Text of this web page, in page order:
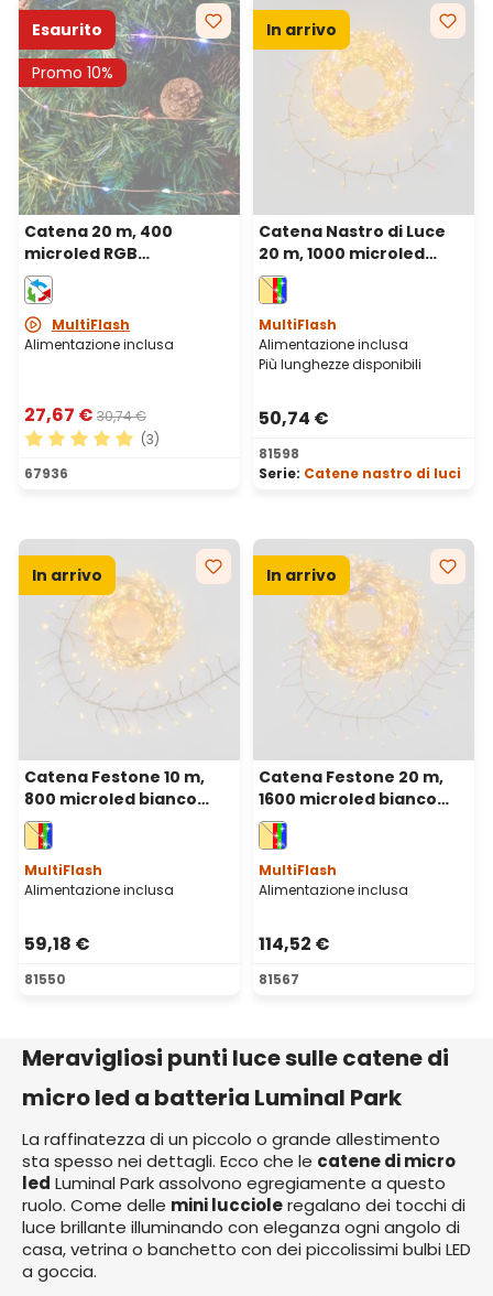
Esaurito
Promo 10%
Catena 20 m, 400
microled RGB
cambiacolore, cavo
metal rame
MultiFlash
Alimentazione inclusa
27,67 € 30,74 €
Valutazione media di 5 su 5 stelle
(3)
67936
In arrivo
Catena Nastro di Luce
20 m, 1000 microled
bianco caldo e RGB, cavo
metal argento
MultiFlash
Alimentazione inclusa
Più lunghezze disponibili
50,74 €
81598
Serie: Catene nastro di luci
In arrivo
Catena Festone 10 m,
800 microled bianco
caldo e RGB, cavo metal
argento
MultiFlash
Alimentazione inclusa
59,18 €
81550
In arrivo
Catena Festone 20 m,
1600 microled bianco
caldo e RGB, cavo metal
argento
MultiFlash
Alimentazione inclusa
114,52 €
81567
Meravigliosi punti luce sulle catene di
micro led a batteria Luminal Park
La raffinatezza di un piccolo o grande allestimento
sta spesso nei dettagli. Ecco che le catene di micro
led Luminal Park assolvono egregiamente a questo
ruolo. Come delle mini luccioleregalano dei tocchi di
luce brillante illuminando con eleganza ogni angolo di
casa, vetrina o banchetto con dei piccolissimi bulbi LED
a goccia.